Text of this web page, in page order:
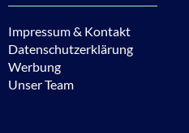
Impressum & Kontakt
Datenschutzerklärung
Werbung
Unser Team